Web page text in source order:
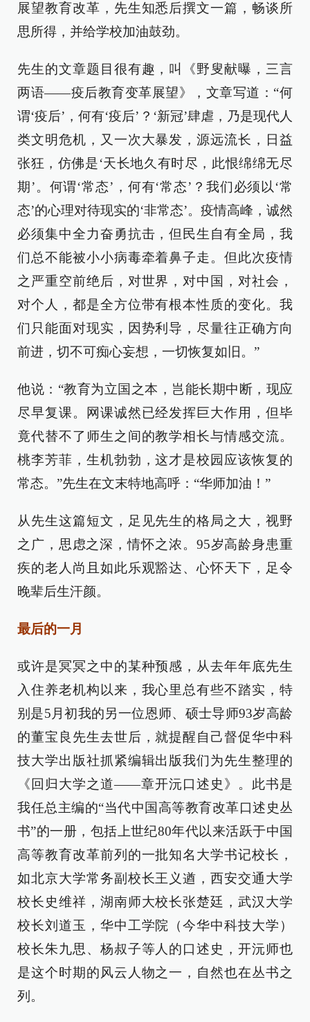
展望教育改革，先生知悉后撰文一篇，畅谈所
思所得，并给学校加油鼓劲。
先生的文章题目很有趣，叫《野叟献曝，三言
两语——疫后教育变革展望》，文章写道：“何
谓‘疫后’，何有‘疫后’？‘新冠’肆虐，乃是现代人
类文明危机，又一次大暴发，源远流长，日益
张狂，仿佛是‘天长地久有时尽，此恨绵绵无尽
期’。何谓‘常态’，何有‘常态’？我们必须以‘常
态’的心理对待现实的‘非常态’。疫情高峰，诚然
必须集中全力奋勇抗击，但民生自有全局，我
们总不能被小小病毒牵着鼻子走。但此次疫情
之严重空前绝后，对世界，对中国，对社会，
对个人，都是全方位带有根本性质的变化。我
们只能面对现实，因势利导，尽量往正确方向
前进，切不可痴心妄想，一切恢复如旧。”
他说：“教育为立国之本，岂能长期中断，现应
尽早复课。网课诚然已经发挥巨大作用，但毕
竟代替不了师生之间的教学相长与情感交流。
桃李芳菲，生机勃勃，这才是校园应该恢复的
常态。”先生在文末特地高呼：“华师加油！”
从先生这篇短文，足见先生的格局之大，视野
之广，思虑之深，情怀之浓。95岁高龄身患重
疾的老人尚且如此乐观豁达、心怀天下，足令
晚辈后生汗颜。
最后的一月
或许是冥冥之中的某种预感，从去年年底先生
入住养老机构以来，我心里总有些不踏实，特
别是5月初我的另一位恩师、硕士导师93岁高龄
的董宝良先生去世后，就提醒自己督促华中科
技大学出版社抓紧编辑出版我们为先生整理的
《回归大学之道——章开沅口述史》。此书是
我任总主编的“当代中国高等教育改革口述史丛
书”的一册，包括上世纪80年代以来活跃于中国
高等教育改革前列的一批知名大学书记校长，
如北京大学常务副校长王义遒，西安交通大学
校长史维祥，湖南师大校长张楚廷，武汉大学
校长刘道玉，华中工学院（今华中科技大学）
校长朱九思、杨叔子等人的口述史，开沅师也
是这个时期的风云人物之一，自然也在丛书之
列。